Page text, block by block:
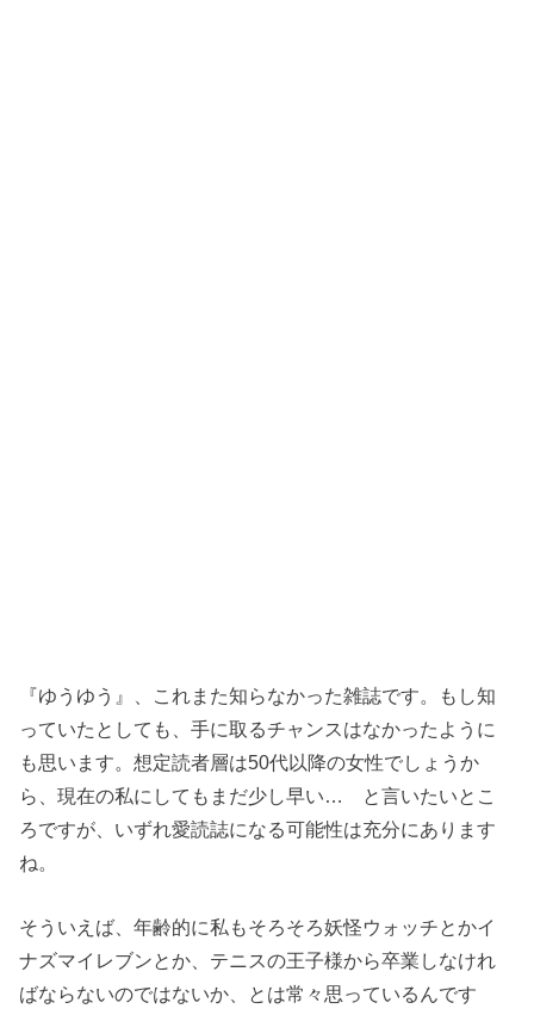
『ゆうゆう』、これまた知らなかった雑誌です。もし知
っていたとしても、手に取るチャンスはなかったように
も思います。想定読者層は50代以降の女性でしょうか
ら、現在の私にしてもまだ少し早い… と言いたいとこ
ろですが、いずれ愛読誌になる可能性は充分にあります
ね。
そういえば、年齢的に私もそろそろ妖怪ウォッチとかイ
ナズマイレブンとか、テニスの王子様から卒業しなけれ
ばならないのではないか、とは常々思っているんです